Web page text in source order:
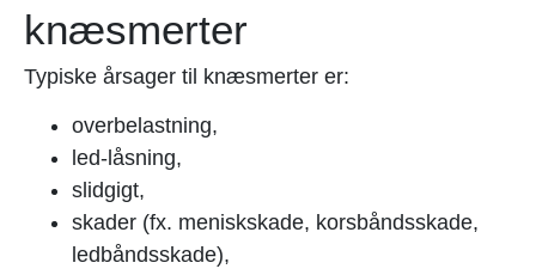
knæsmerter
Typiske årsager til knæsmerter er:
overbelastning,
led-låsning,
slidgigt,
skader (fx. meniskskade, korsbåndsskade,
ledbåndsskade),